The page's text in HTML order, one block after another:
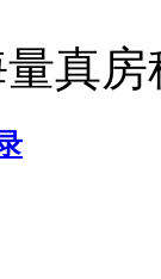
真房